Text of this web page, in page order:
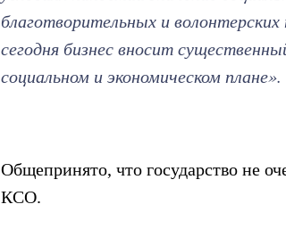
благотворительных и волонтерских
сегодня бизнес вносит
социальном и экономическом плане».
Общепринято, что государство не
КСО.